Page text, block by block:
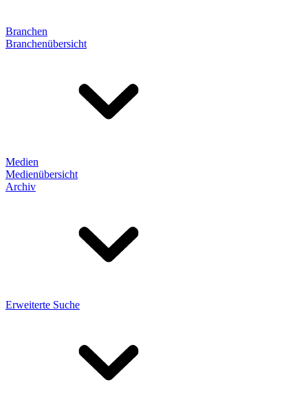
Branchen
Branchenübersicht
Medien
Medienübersicht
Archiv
Erweiterte Suche